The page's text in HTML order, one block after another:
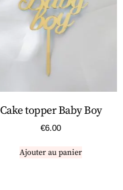
Cake topper Baby Boy
€6.00
Ajouter au panier